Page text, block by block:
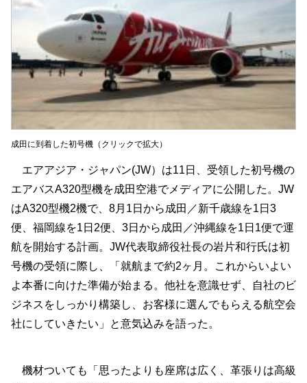
成田に到着した初号機（クリックで拡大）
エアアジア・ジャパン(JW）は11日、受領した初号機の
エアバスA320型機を成田空港でメディアに公開した。JW
はA320型機2機で、8月1日から成田／新千歳線を1日3
便、福岡線を1日2便、3日から成田／沖縄線を1日1便で運
航を開始する計画。JW代表取締役社長の岩片和行氏は初
号機の受領に際し、「就航まで約2ヶ月。これからいよい
よ本番に向けた準備が始まる。他社を意識せず、自社のビ
ジネスをしっかり構築し、お客様に選んでもらえる航空会
社にしていきたい」と意気込みを語った。
機材ついても「思ったよりも座席は広く、革張りは高級